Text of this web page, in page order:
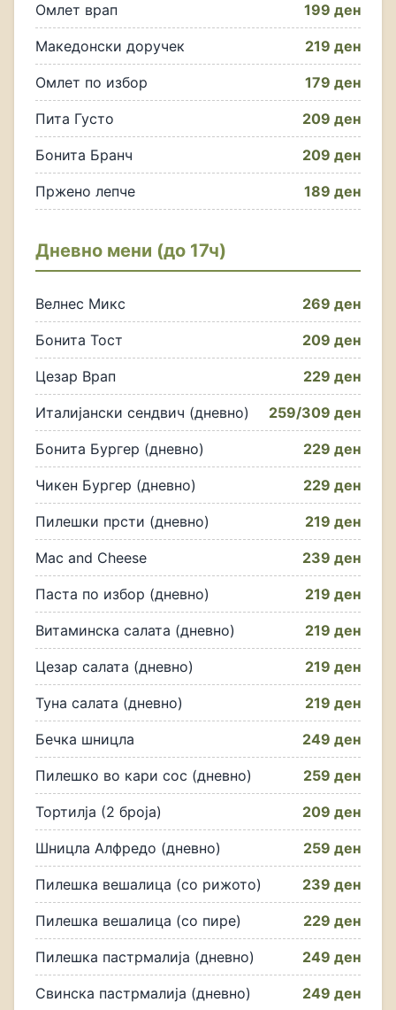
Омлет врап 199 ден
Македонски доручек 219 ден
Омлет по избор 179 ден
Пита Густо 209 ден
Бонита Бранч 209 ден
Пржено лепче 189 ден
Дневно мени (до 17ч)
Велнес Микс 269 ден
Бонита Тост 209 ден
Цезар Врап 229 ден
Италијански сендвич (дневно) 259/309 ден
Бонита Бургер (дневно) 229 ден
Чикен Бургер (дневно) 229 ден
Пилешки прсти (дневно) 219 ден
Mac and Cheese 239 ден
Паста по избор (дневно) 219 ден
Витаминска салата (дневно) 219 ден
Цезар салата (дневно) 219 ден
Туна салата (дневно) 219 ден
Бечка шницла 249 ден
Пилешко во кари сос (дневно) 259 ден
Тортилја (2 броја) 209 ден
Шницла Алфредо (дневно) 259 ден
Пилешка вешалица (со рижото) 239 ден
Пилешка вешалица (со пире) 229 ден
Пилешка пастрмалија (дневно) 249 ден
Свинска пастрмалија (дневно) 249 ден